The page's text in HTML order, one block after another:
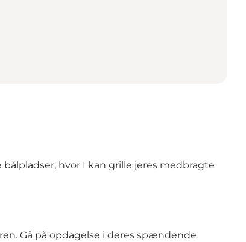
hvor I kan grille jeres medbragte
Gå på opdagelse i deres spændende